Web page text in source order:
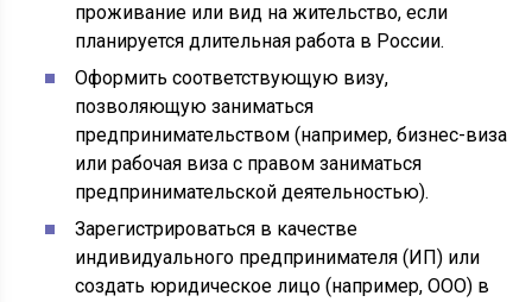
проживание или вид на жительство, если
планируется длительная работа в России.
Оформить соответствующую визу,
позволяющую заниматься
предпринимательством (например, бизнес-виза
или рабочая виза с правом заниматься
предпринимательской деятельностью).
Зарегистрироваться в качестве
индивидуального предпринимателя (ИП) или
создать юридическое лицо (например, ООО) в